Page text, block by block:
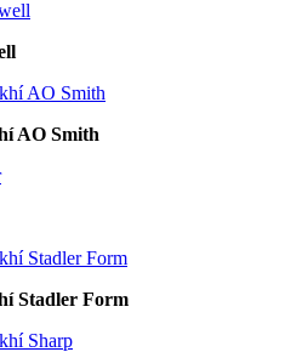
AO Smith
Stadler Form